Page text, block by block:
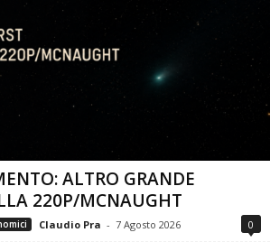
ALTRO GRANDE
220P/MCNAUGHT
Claudio Pra - 7 Agosto 2026 0